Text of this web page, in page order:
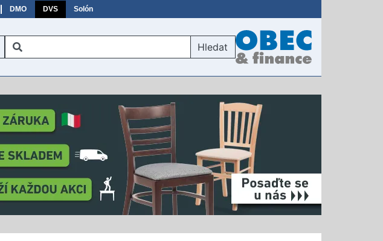
DMO DVS Solón
Hledat